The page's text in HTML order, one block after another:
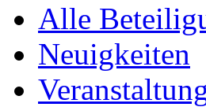
Alle
Neuigkeiten